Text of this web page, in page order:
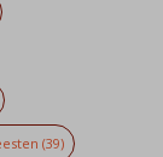
(39)